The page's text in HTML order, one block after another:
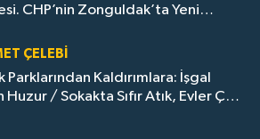
CHP’nin Zonguldak’ta Yeni
ÇELEBI
Parklarından Kaldırımlara: İşgal
Huzur / Sokakta Sıfır Atık, Evler Çöp